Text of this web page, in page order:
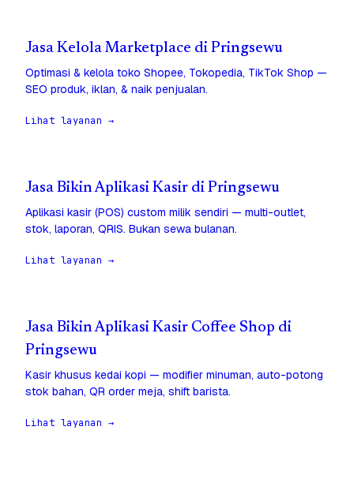
Jasa Kelola Marketplace di Pringsewu
Optimasi & kelola toko Shopee, Tokopedia, TikTok Shop —
SEO produk, iklan, & naik penjualan.
Lihat layanan →
Jasa Bikin Aplikasi Kasir di Pringsewu
Aplikasi kasir (POS) custom milik sendiri — multi-outlet,
stok, laporan, QRIS. Bukan sewa bulanan.
Lihat layanan →
Jasa Bikin Aplikasi Kasir Coffee Shop di
Pringsewu
Kasir khusus kedai kopi — modifier minuman, auto-potong
stok bahan, QR order meja, shift barista.
Lihat layanan →